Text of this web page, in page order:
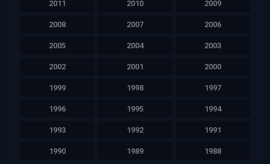
2011 2010 2009
2008 2007 2006
2005 2004 2003
2002 2001 2000
1999 1998 1997
1996 1995 1994
1993 1992 1991
1990 1989 1988